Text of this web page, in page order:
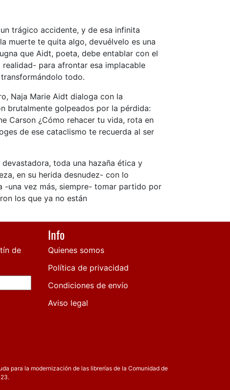
trágico accidente, y de esa infinita
muerte te quita algo, devuélvelo es una
que Aidt, poeta, debe entablar con el
para afrontar esa implacable
todo.
Naja Marie Aidt dialoga con la
brutalmente golpeados por la pérdida:
Carson ¿Cómo rehacer tu vida, rota en
de ese cataclismo te recuerda al ser
toda una hazaña ética y
en su herida desnudez- con lo
-una vez más, siempre- tomar partido por
los que ya no están
de
Info
Quienes somos
Política de privacidad
Condiciones de envío
Aviso legal
para la modernización de las librerías de la Comunidad de